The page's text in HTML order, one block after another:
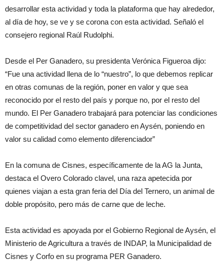
desarrollar esta actividad y toda la plataforma que hay alrededor,
al día de hoy, se ve y se corona con esta actividad. Señaló el
consejero regional Raúl Rudolphi.
Desde el Per Ganadero, su presidenta Verónica Figueroa dijo:
“Fue una actividad llena de lo “nuestro”, lo que debemos replicar
en otras comunas de la región, poner en valor y que sea
reconocido por el resto del país y porque no, por el resto del
mundo. El Per Ganadero trabajará para potenciar las condiciones
de competitividad del sector ganadero en Aysén, poniendo en
valor su calidad como elemento diferenciador”
En la comuna de Cisnes, específicamente de la AG la Junta,
destaca el Overo Colorado clavel, una raza apetecida por
quienes viajan a esta gran feria del Día del Ternero, un animal de
doble propósito, pero más de carne que de leche.
Esta actividad es apoyada por el Gobierno Regional de Aysén, el
Ministerio de Agricultura a través de INDAP, la Municipalidad de
Cisnes y Corfo en su programa PER Ganadero.